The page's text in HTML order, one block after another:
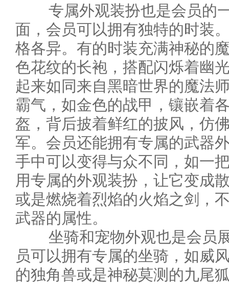
专属外观装扮也是会员的
面，会员可以拥有独特的时装
格各异。有的时装充满神秘的
色花纹的长袍，搭配闪烁着幽
起来如同来自黑暗世界的魔法
霸气，如金色的战甲，镶嵌着
盔，背后披着鲜红的披风，仿
军。会员还能拥有专属的武器
手中可以变得与众不同，如一
用专属的外观装扮，让它变成
或是燃烧着烈焰的火焰之剑，
武器的属性。
坐骑和宠物外观也是会员
员可以拥有专属的坐骑，如威
的独角兽或是神秘莫测的九尾